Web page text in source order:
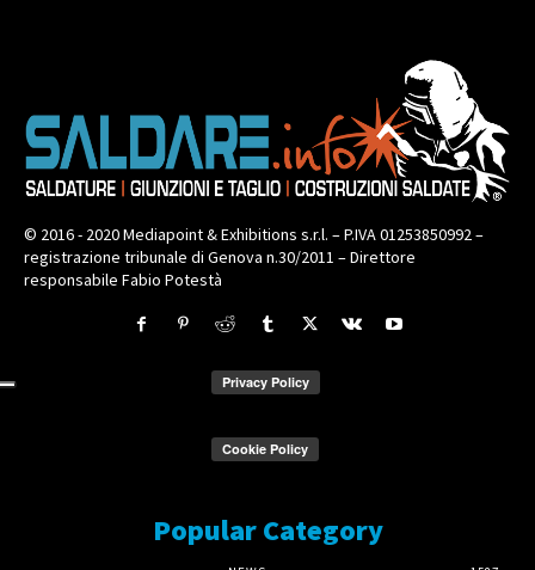
© 2016 - 2020 Mediapoint & Exhibitions s.r.l. – P.IVA 01253850992 –
registrazione tribunale di Genova n.30/2011 – Direttore
responsabile Fabio Potestà
Popular Category